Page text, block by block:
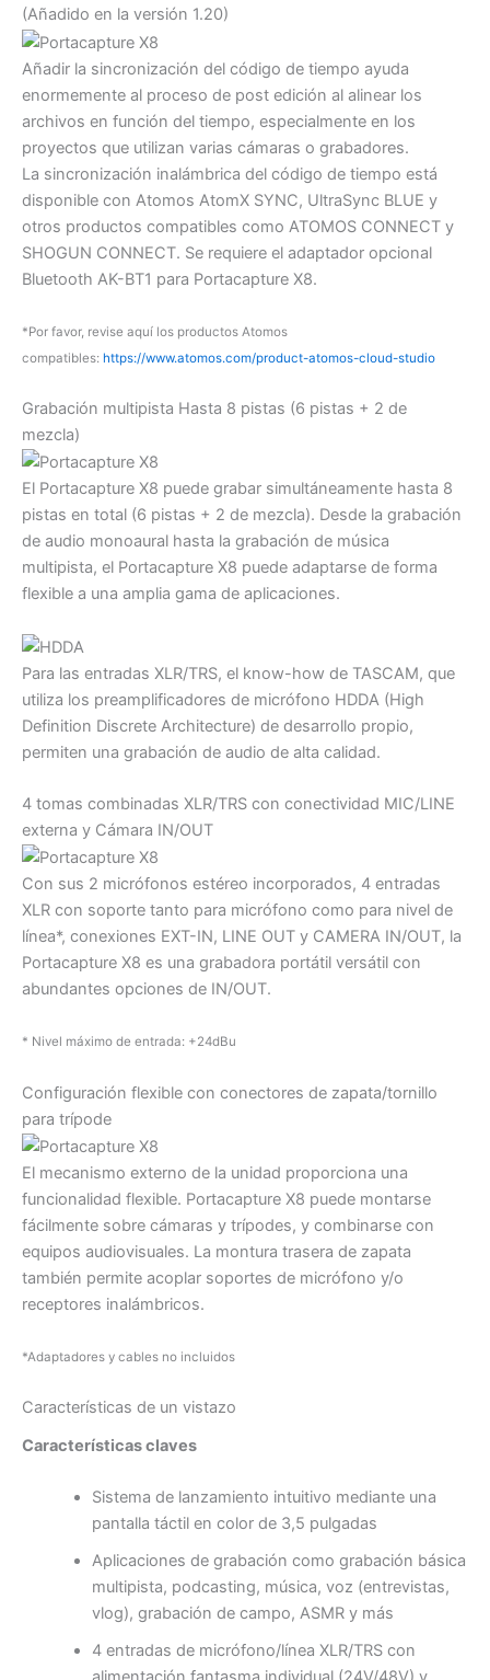
(Añadido en la versión 1.20)
Añadir la sincronización del código de tiempo ayuda
enormemente al proceso de post edición al alinear los
archivos en función del tiempo, especialmente en los
proyectos que utilizan varias cámaras o grabadores.
La sincronización inalámbrica del código de tiempo está
disponible con Atomos AtomX SYNC, UltraSync BLUE y
otros productos compatibles como ATOMOS CONNECT y
SHOGUN CONNECT. Se requiere el adaptador opcional
Bluetooth AK-BT1 para Portacapture X8.
*Por favor, revise aquí los productos Atomos
compatibles: https://www.atomos.com/product-atomos-cloud-studio
Grabación multipista Hasta 8 pistas (6 pistas + 2 de
mezcla)
El Portacapture X8 puede grabar simultáneamente hasta 8
pistas en total (6 pistas + 2 de mezcla). Desde la grabación
de audio monoaural hasta la grabación de música
multipista, el Portacapture X8 puede adaptarse de forma
flexible a una amplia gama de aplicaciones.
Para las entradas XLR/TRS, el know-how de TASCAM, que
utiliza los preamplificadores de micrófono HDDA (High
Definition Discrete Architecture) de desarrollo propio,
permiten una grabación de audio de alta calidad.
4 tomas combinadas XLR/TRS con conectividad MIC/LINE
externa y Cámara IN/OUT
Con sus 2 micrófonos estéreo incorporados, 4 entradas
XLR con soporte tanto para micrófono como para nivel de
línea*, conexiones EXT-IN, LINE OUT y CAMERA IN/OUT, la
Portacapture X8 es una grabadora portátil versátil con
abundantes opciones de IN/OUT.
* Nivel máximo de entrada: +24dBu
Configuración flexible con conectores de zapata/tornillo
para trípode
El mecanismo externo de la unidad proporciona una
funcionalidad flexible. Portacapture X8 puede montarse
fácilmente sobre cámaras y trípodes, y combinarse con
equipos audiovisuales. La montura trasera de zapata
también permite acoplar soportes de micrófono y/o
receptores inalámbricos.
*Adaptadores y cables no incluidos
Características de un vistazo
Características claves
Sistema de lanzamiento intuitivo mediante una
pantalla táctil en color de 3,5 pulgadas
Aplicaciones de grabación como grabación básica
multipista, podcasting, música, voz (entrevistas,
vlog), grabación de campo, ASMR y más
4 entradas de micrófono/línea XLR/TRS con